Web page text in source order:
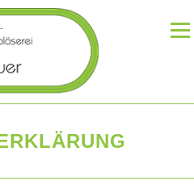
Menü
REFERENZEN